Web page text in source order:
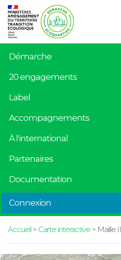
Démarche
20 engagements
Label
Accompagnements
À l'international
Partenaires
Documentation
Connexion
Accueil> Carte interactive> Maille II